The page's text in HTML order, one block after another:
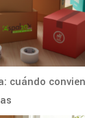
cuándo